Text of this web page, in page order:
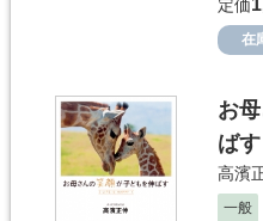
定価
在
お
ば
高濱
一般